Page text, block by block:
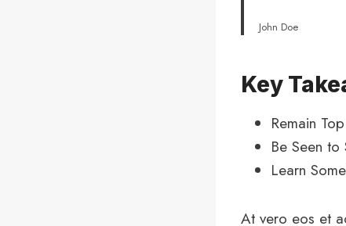
John Doe
Key
Remain
Be Seen to
Learn
At vero eos et